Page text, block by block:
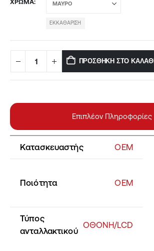
ΧΡΏΜΑ
ΕΚΚΑΘΆΡΙΣΗ
ΠΡΟΣΘΉΚΗ ΣΤΟ ΚΑΛΆΘΙ
Επιπλέον Πληροφορίες
Κατασκευαστής OEM
Ποιότητα ΟΕΜ
Τύπος
ανταλλακτικού
ΟΘΟΝΗ/LCD